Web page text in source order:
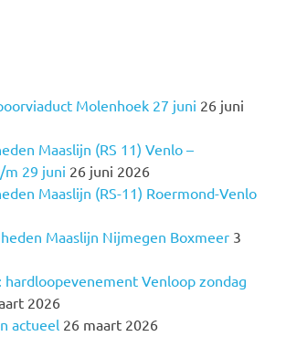
Molenhoek 27 juni 26 juni
Maaslijn (RS 11) Venlo –
m 29 juni 26 juni 2026
Maaslijn (RS-11) Roermond-Venlo
Maaslijn Nijmegen Boxmeer 3
hardloopevenement Venloop zondag
2026
actueel 26 maart 2026